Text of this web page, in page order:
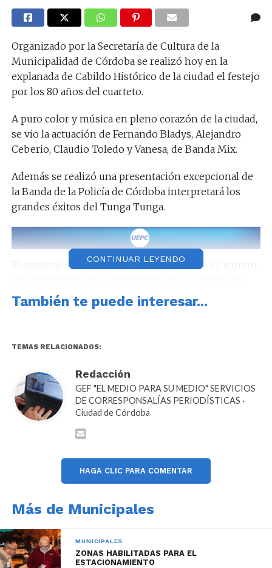
Organizado por la Secretaría de Cultura de la
Municipalidad de Córdoba se realizó hoy en la
explanada de Cabildo Histórico de la ciudad el festejo
por los 80 años del cuarteto.
A puro color y música en pleno corazón de la ciudad,
se vio la actuación de Fernando Bladys, Alejandro
Ceberio, Claudio Toledo y Vanesa, de Banda Mix.
Además se realizó una presentación excepcional de
la Banda de la Policía de Córdoba interpretará los
grandes éxitos del Tunga Tunga.
El espectáculo musical es parte del Mes del Cuarteto,
extienden hasta el 2 de julio, en el marco del Ciclo
“Viví Cultura” para disfrutar en las plazas y parques
CONTINUAR LEYENDO
También te puede interesar...
TEMAS RELACIONADOS:
Redacción
GEF "EL MEDIO PARA SU MEDIO" SERVICIOS
DE CORRESPONSALÍAS PERIODÍSTICAS ·
Ciudad de Córdoba
HAGA CLIC PARA COMENTAR
Más de Municipales
MUNICIPALES
ZONAS HABILITADAS PARA EL
ESTACIONAMIENTO